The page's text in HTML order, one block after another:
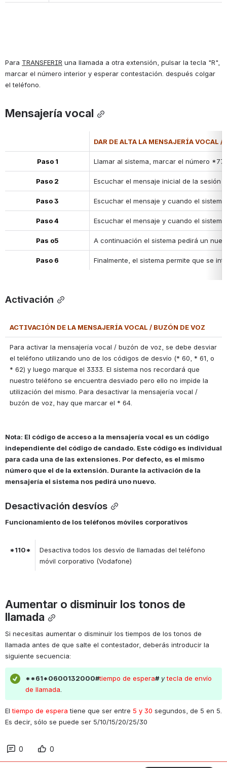
Para TRANSFERIR una llamada a otra extensión, pulsar la tecla "R",
marcar el número interior y esperar contestación. después colgar
el teléfono.
Mensajería vocal
DAR DE ALTA LA MENSAJERÍA VOCAL /
Paso 1 Llamar al sistema, marcar el número *77
Paso 2 Escuchar el mensaje inicial de la sesión
Paso 3 Escuchar el mensaje y cuando el
Paso 4 Escuchar el mensaje y cuando el
Pas o5 A continuación el sistema pedirá un
Paso 6 Finalmente, el sistema permite que se
Activación
ACTIVACIÓN DE LA MENSAJERÍA VOCAL / BUZÓN DE VOZ
Para activar la mensajería vocal / buzón de voz, se debe desviar
el teléfono utilizando uno de los códigos de desvío (* 60, * 61, o
* 62) y luego marque el 3333. El sistema nos recordará que
nuestro teléfono se encuentra desviado pero ello no impide la
utilización del mismo. Para desactivar la mensajería vocal /
buzón de voz, hay que marcar el * 64.
Nota: El código de acceso a la mensajería vocal es un código
independiente del código de candado. Este código es individual
para cada una de las extensiones. Por defecto, es el mismo
número que el de la extensión. Durante la activación de la
mensajería el sistema nos pedirá uno nuevo.
Desactivación desvíos
Funcionamiento de los teléfonos móviles corporativos
*110*
Desactiva todos los desvío de llamadas del teléfono
móvil corporativo (Vodafone)
Aumentar o disminuir los tonos de
llamada
Si necesitas aumentar o disminuir los tiempos de los tonos de
llamada antes de que salte el contestador, deberás introducir la
siguiente secuencia:
**61*0600132000#tiempo de espera# y tecla de envío
de llamada.
El tiempo de espera tiene que ser entre 5 y 30 segundos, de 5 en 5.
Es decir, sólo se puede ser 5/10/15/20/25/30
0 0